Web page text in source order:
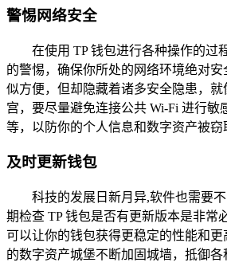
警惕网络安全
在使用 TP 钱包进行各种操作的过
的警惕，确保你所处的网络环境绝对安
似方便，但却隐藏着诸多安全隐患，
宫，要尽量避免连接公共 Wi-Fi 进行敏
等，以防你的个人信息和数字资产被窃
及时更新钱包
科技的发展日新月异,软件也需要
期检查 TP 钱包是否有更新版本是非常
可以让你的钱包获得更稳定的性能和
的数字资产城堡不断加固城墙，抵御各